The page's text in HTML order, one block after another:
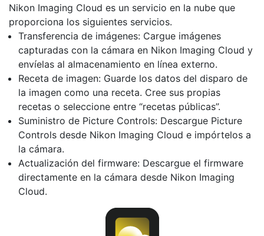
Nikon Imaging Cloud es un servicio en la nube que
proporciona los siguientes servicios.
Transferencia de imágenes: Cargue imágenes
capturadas con la cámara en Nikon Imaging Cloud y
envíelas al almacenamiento en línea externo.
Receta de imagen: Guarde los datos del disparo de
la imagen como una receta. Cree sus propias
recetas o seleccione entre “recetas públicas”.
Suministro de Picture Controls: Descargue Picture
Controls desde Nikon Imaging Cloud e impórtelos a
la cámara.
Actualización del firmware: Descargue el firmware
directamente en la cámara desde Nikon Imaging
Cloud.